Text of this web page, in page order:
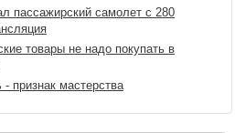
пассажирский самолет с 280
товары не надо покупать в
- признак мастерства